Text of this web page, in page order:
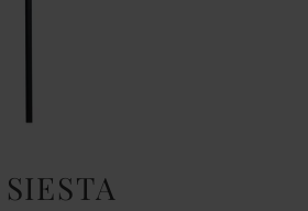
SIESTA